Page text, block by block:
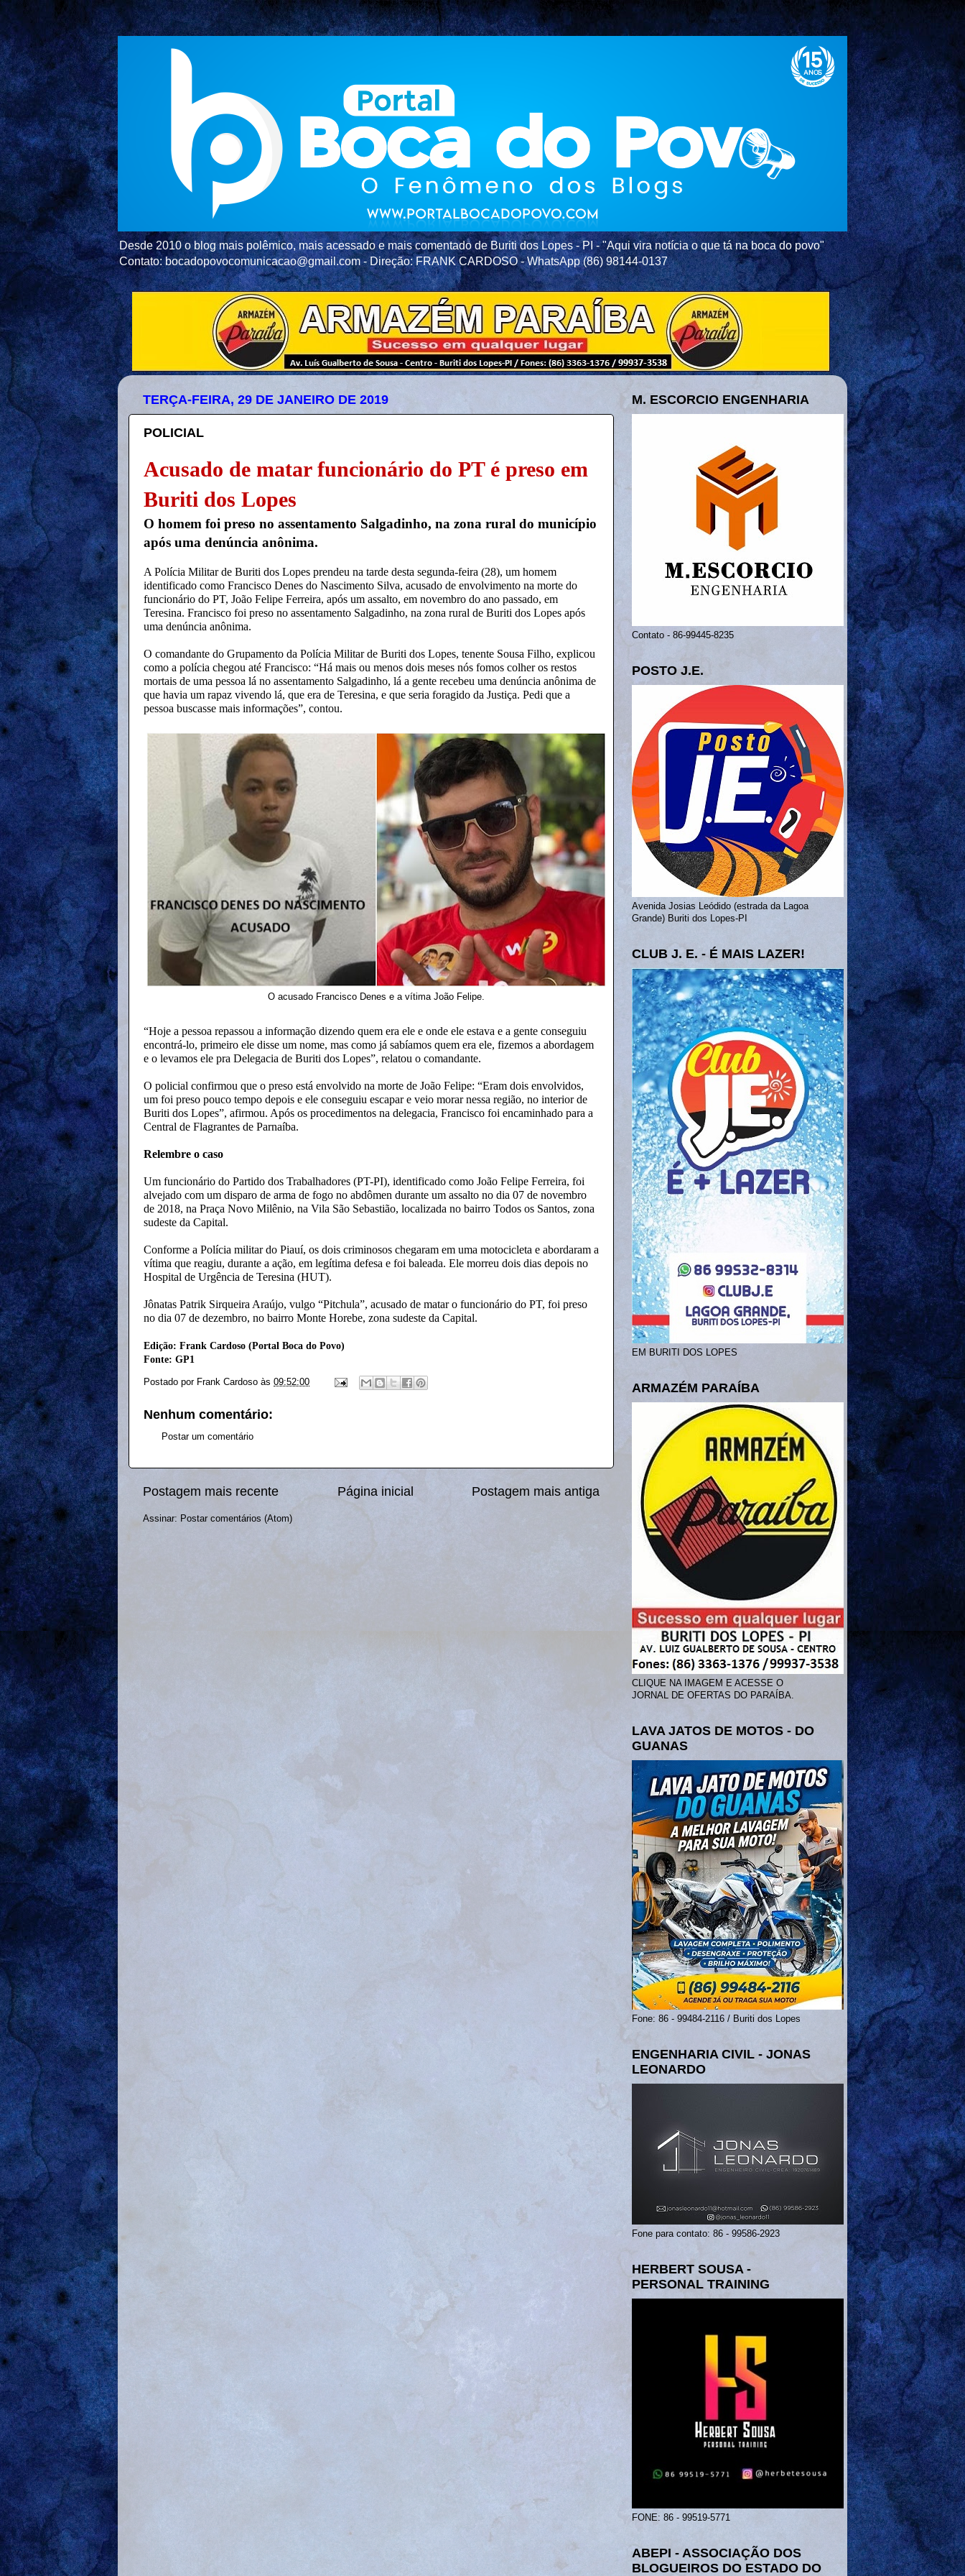
Desde 2010 o blog mais polêmico, mais acessado e mais comentado de Buriti dos Lopes - PI - "Aqui vira notícia o que tá na boca do povo"
Contato: bocadopovocomunicacao@gmail.com - Direção: FRANK CARDOSO - WhatsApp (86) 98144-0137
TERÇA-FEIRA, 29 DE JANEIRO DE 2019
POLICIAL
Acusado de matar funcionário do PT é preso em
Buriti dos Lopes
O homem foi preso no assentamento Salgadinho, na zona rural do município
após uma denúncia anônima.
A Polícia Militar de Buriti dos Lopes prendeu na tarde desta segunda-feira (28), um homem
identificado como Francisco Denes do Nascimento Silva, acusado de envolvimento na morte do
funcionário do PT, João Felipe Ferreira, após um assalto, em novembro do ano passado, em
Teresina. Francisco foi preso no assentamento Salgadinho, na zona rural de Buriti dos Lopes após
uma denúncia anônima.
O comandante do Grupamento da Polícia Militar de Buriti dos Lopes, tenente Sousa Filho, explicou
como a polícia chegou até Francisco: “Há mais ou menos dois meses nós fomos colher os restos
mortais de uma pessoa lá no assentamento Salgadinho, lá a gente recebeu uma denúncia anônima de
que havia um rapaz vivendo lá, que era de Teresina, e que seria foragido da Justiça. Pedi que a
pessoa buscasse mais informações”, contou.
O acusado Francisco Denes e a vítima João Felipe.
“Hoje a pessoa repassou a informação dizendo quem era ele e onde ele estava e a gente conseguiu
encontrá-lo, primeiro ele disse um nome, mas como já sabíamos quem era ele, fizemos a abordagem
e o levamos ele pra Delegacia de Buriti dos Lopes”, relatou o comandante.
O policial confirmou que o preso está envolvido na morte de João Felipe: “Eram dois envolvidos,
um foi preso pouco tempo depois e ele conseguiu escapar e veio morar nessa região, no interior de
Buriti dos Lopes”, afirmou. Após os procedimentos na delegacia, Francisco foi encaminhado para a
Central de Flagrantes de Parnaíba.
Relembre o caso
Um funcionário do Partido dos Trabalhadores (PT-PI), identificado como João Felipe Ferreira, foi
alvejado com um disparo de arma de fogo no abdômen durante um assalto no dia 07 de novembro
de 2018, na Praça Novo Milênio, na Vila São Sebastião, localizada no bairro Todos os Santos, zona
sudeste da Capital.
Conforme a Polícia militar do Piauí, os dois criminosos chegaram em uma motocicleta e abordaram a
vítima que reagiu, durante a ação, em legítima defesa e foi baleada. Ele morreu dois dias depois no
Hospital de Urgência de Teresina (HUT).
Jônatas Patrik Sirqueira Araújo, vulgo “Pitchula”, acusado de matar o funcionário do PT, foi preso
no dia 07 de dezembro, no bairro Monte Horebe, zona sudeste da Capital.
Edição: Frank Cardoso (Portal Boca do Povo)
Fonte: GP1
Postado por Frank Cardoso às 09:52:00
Nenhum comentário:
Postar um comentário
Postagem mais recente Postagem mais antiga
Página inicial
Assinar: Postar comentários (Atom)
M. ESCORCIO ENGENHARIA
Contato - 86-99445-8235
POSTO J.E.
Avenida Josias Leódido (estrada da Lagoa
Grande) Buriti dos Lopes-PI
CLUB J. E. - É MAIS LAZER!
EM BURITI DOS LOPES
ARMAZÉM PARAÍBA
CLIQUE NA IMAGEM E ACESSE O
JORNAL DE OFERTAS DO PARAÍBA.
LAVA JATOS DE MOTOS - DO
GUANAS
Fone: 86 - 99484-2116 / Buriti dos Lopes
ENGENHARIA CIVIL - JONAS
LEONARDO
Fone para contato: 86 - 99586-2923
HERBERT SOUSA -
PERSONAL TRAINING
FONE: 86 - 99519-5771
ABEPI - ASSOCIAÇÃO DOS
BLOGUEIROS DO ESTADO DO